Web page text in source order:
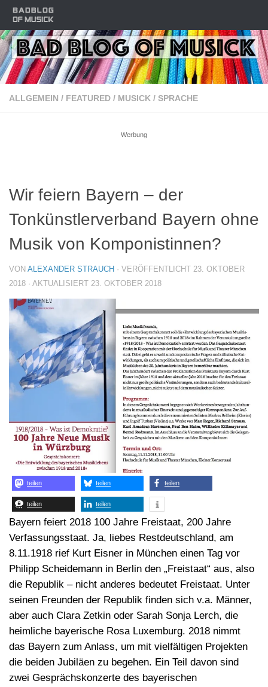
Zum Inhalt springen
ALLGEMEIN / FEATURED / MUSICK / SPRACHE
Werbung
Wir feiern Bayern – der
Tonkünstlerverband Bayern ohne
Musik von Komponistinnen?
VON ALEXANDER STRAUCH · VERÖFFENTLICHT 23. OKTOBER
2018 · AKTUALISIERT 23. OKTOBER 2018
teilen teilen teilen
teilen teilen
Bayern feiert 2018 100 Jahre Freistaat, 200 Jahre
Verfassungsstaat. Ja, liebes Restdeutschland, am
8.11.1918 rief Kurt Eisner in München einen Tag vor
Philipp Scheidemann in Berlin den „Freistaat“ aus, also
die Republik – nicht anderes bedeutet Freistaat. Unter
seinen Freunden der Republik finden sich v.a. Männer,
aber auch Clara Zetkin oder Sarah Sonja Lerch, die
heimliche bayerische Rosa Luxemburg. 2018 nimmt
das Bayern zum Anlass, um mit vielfältigen Projekten
die beiden Jubiläen zu begehen. Ein Teil davon sind
zwei Gesprächskonzerte des bayerischen